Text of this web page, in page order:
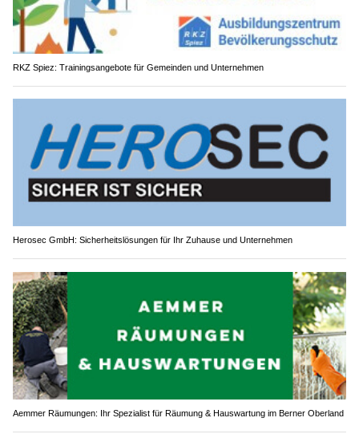
RKZ Spiez: Trainingsangebote für Gemeinden und Unternehmen
Herosec GmbH: Sicherheitslösungen für Ihr Zuhause und Unternehmen
Aemmer Räumungen: Ihr Spezialist für Räumung & Hauswartung im Berner Oberland